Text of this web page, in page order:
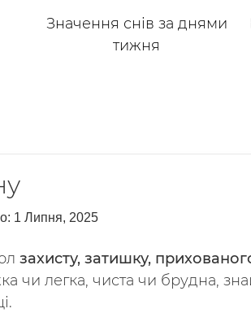
Значення снів за днями
тижня
1 Липня, 2025
захисту, затишку,
чи легка, чиста чи брудна,